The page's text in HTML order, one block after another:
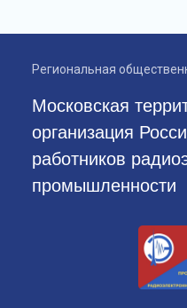
Региональная
Московская
организация
работников
промышленности